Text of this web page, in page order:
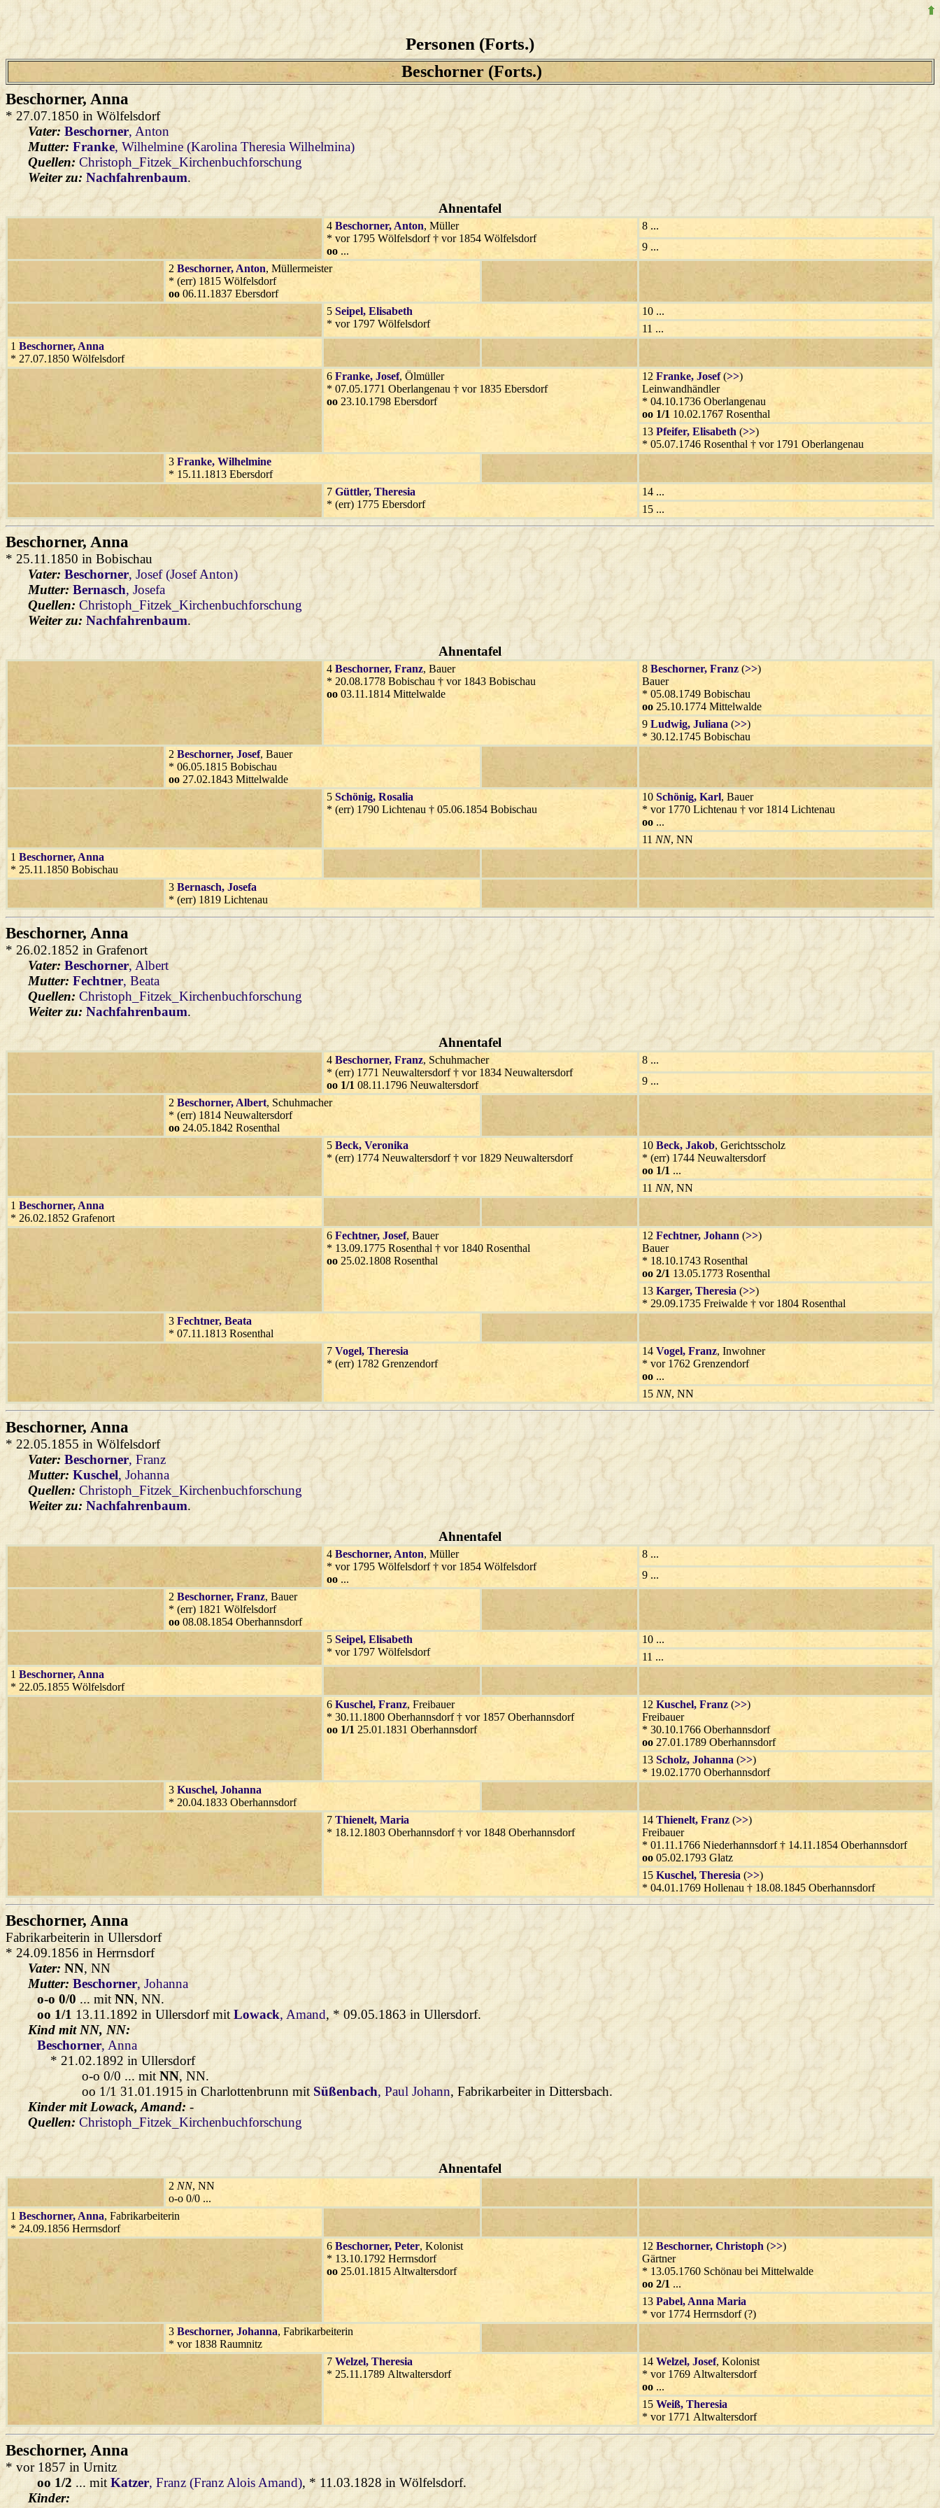
Personen (Forts.)
Beschorner (Forts.)
Beschorner, Anna
* 27.07.1850 in Wölfelsdorf
Vater: Beschorner, Anton
Mutter: Franke, Wilhelmine (Karolina Theresia Wilhelmina)
Quellen: Christoph_Fitzek_Kirchenbuchforschung
Weiter zu: Nachfahrenbaum.
Ahnentafel
4 Beschorner, Anton, Müller
* vor 1795 Wölfelsdorf † vor 1854 Wölfelsdorf
oo ...
8 ...
9 ...
2 Beschorner, Anton, Müllermeister
* (err) 1815 Wölfelsdorf
oo 06.11.1837 Ebersdorf
5 Seipel, Elisabeth
* vor 1797 Wölfelsdorf
10 ...
11 ...
1 Beschorner, Anna
* 27.07.1850 Wölfelsdorf
6 Franke, Josef, Ölmüller
* 07.05.1771 Oberlangenau † vor 1835 Ebersdorf
oo 23.10.1798 Ebersdorf
12 Franke, Josef(>>)
Leinwandhändler
* 04.10.1736 Oberlangenau
oo 1/1 10.02.1767 Rosenthal
13 Pfeifer, Elisabeth (>>)
* 05.07.1746 Rosenthal † vor 1791 Oberlangenau
3 Franke, Wilhelmine
* 15.11.1813 Ebersdorf
7 Güttler, Theresia
* (err) 1775 Ebersdorf
14 ...
15 ...
Beschorner, Anna
* 25.11.1850 in Bobischau
Vater: Beschorner, Josef (Josef Anton)
Mutter:Bernasch, Josefa
Quellen: Christoph_Fitzek_Kirchenbuchforschung
Weiter zu: Nachfahrenbaum.
Ahnentafel
4 Beschorner, Franz, Bauer
* 20.08.1778 Bobischau † vor 1843 Bobischau
oo 03.11.1814 Mittelwalde
8 Beschorner, Franz (>>)
Bauer
* 05.08.1749 Bobischau
oo 25.10.1774 Mittelwalde
9 Ludwig, Juliana (>>)
* 30.12.1745 Bobischau
2 Beschorner, Josef, Bauer
* 06.05.1815 Bobischau
oo 27.02.1843 Mittelwalde
5 Schönig, Rosalia
* (err) 1790 Lichtenau † 05.06.1854 Bobischau
10 Schönig, Karl, Bauer
* vor 1770 Lichtenau † vor 1814 Lichtenau
oo ...
11 NN, NN
1 Beschorner, Anna
* 25.11.1850 Bobischau
3 Bernasch, Josefa
* (err) 1819 Lichtenau
Beschorner, Anna
* 26.02.1852 in Grafenort
Vater: Beschorner, Albert
Mutter: Fechtner, Beata
Quellen: Christoph_Fitzek_Kirchenbuchforschung
Weiter zu: Nachfahrenbaum.
Ahnentafel
4 Beschorner, Franz, Schuhmacher
* (err) 1771 Neuwaltersdorf † vor 1834 Neuwaltersdorf
oo 1/1 08.11.1796 Neuwaltersdorf
8 ...
9 ...
2 Beschorner, Albert, Schuhmacher
* (err) 1814 Neuwaltersdorf
oo 24.05.1842 Rosenthal
5 Beck, Veronika
* (err) 1774 Neuwaltersdorf † vor 1829 Neuwaltersdorf
10 Beck, Jakob, Gerichtsscholz
* (err) 1744 Neuwaltersdorf
oo 1/1 ...
11 NN, NN
1 Beschorner, Anna
* 26.02.1852 Grafenort
6 Fechtner, Josef, Bauer
* 13.09.1775 Rosenthal † vor 1840 Rosenthal
oo 25.02.1808 Rosenthal
12 Fechtner, Johann (>>)
Bauer
* 18.10.1743 Rosenthal
oo 2/1 13.05.1773 Rosenthal
13 Karger, Theresia (>>)
* 29.09.1735 Freiwalde † vor 1804 Rosenthal
3 Fechtner, Beata
* 07.11.1813 Rosenthal
7 Vogel, Theresia
* (err) 1782 Grenzendorf
14 Vogel, Franz, Inwohner
* vor 1762 Grenzendorf
oo ...
15 NN, NN
Beschorner, Anna
* 22.05.1855 in Wölfelsdorf
Vater: Beschorner, Franz
Mutter: Kuschel, Johanna
Quellen: Christoph_Fitzek_Kirchenbuchforschung
Weiter zu: Nachfahrenbaum.
Ahnentafel
4 Beschorner, Anton, Müller
* vor 1795 Wölfelsdorf † vor 1854 Wölfelsdorf
oo ...
8 ...
9 ...
2 Beschorner, Franz, Bauer
* (err) 1821 Wölfelsdorf
oo 08.08.1854 Oberhannsdorf
5 Seipel, Elisabeth
* vor 1797 Wölfelsdorf
10 ...
11 ...
1 Beschorner, Anna
* 22.05.1855 Wölfelsdorf
6 Kuschel, Franz, Freibauer
* 30.11.1800 Oberhannsdorf † vor 1857 Oberhannsdorf
oo 1/1 25.01.1831 Oberhannsdorf
12 Kuschel, Franz (>>)
Freibauer
* 30.10.1766 Oberhannsdorf
oo 27.01.1789 Oberhannsdorf
13 Scholz, Johanna (>>)
* 19.02.1770 Oberhannsdorf
3 Kuschel, Johanna
* 20.04.1833 Oberhannsdorf
7 Thienelt, Maria
* 18.12.1803 Oberhannsdorf † vor 1848 Oberhannsdorf
14 Thienelt, Franz (>>)
Freibauer
* 01.11.1766 Niederhannsdorf † 14.11.1854 Oberhannsdorf
oo 05.02.1793 Glatz
15 Kuschel, Theresia (>>)
* 04.01.1769 Hollenau † 18.08.1845 Oberhannsdorf
Beschorner, Anna
Fabrikarbeiterin in Ullersdorf
* 24.09.1856 in Herrnsdorf
Vater: NN, NN
Mutter: Beschorner, Johanna
o-o 0/0 ... mitNN, NN.
oo 1/1 13.11.1892 in Ullersdorf mitLowack, Amand, * 09.05.1863 in Ullersdorf.
Kind mitNN, NN:
Beschorner, Anna
* 21.02.1892 in Ullersdorf
o-o 0/0 ... mitNN, NN.
oo 1/1 31.01.1915 in Charlottenbrunn mit Süßenbach, Paul Johann, Fabrikarbeiter in Dittersbach.
Kinder mitLowack, Amand: -
Quellen: Christoph_Fitzek_Kirchenbuchforschung
Ahnentafel
2 NN, NN
o-o 0/0 ...
1 Beschorner, Anna, Fabrikarbeiterin
* 24.09.1856 Herrnsdorf
6 Beschorner, Peter, Kolonist
* 13.10.1792 Herrnsdorf
oo 25.01.1815 Altwaltersdorf
12 Beschorner, Christoph (>>)
Gärtner
* 13.05.1760 Schönau bei Mittelwalde
oo 2/1 ...
13 Pabel, Anna Maria
* vor 1774 Herrnsdorf (?)
3 Beschorner, Johanna, Fabrikarbeiterin
* vor 1838 Raumnitz
7 Welzel, Theresia
* 25.11.1789 Altwaltersdorf
14 Welzel, Josef, Kolonist
* vor 1769 Altwaltersdorf
oo ...
15 Weiß, Theresia
* vor 1771 Altwaltersdorf
Beschorner, Anna
* vor 1857 in Urnitz
oo 1/2 ... mitKatzer, Franz (Franz Alois Amand), * 11.03.1828 in Wölfelsdorf.
Kinder: